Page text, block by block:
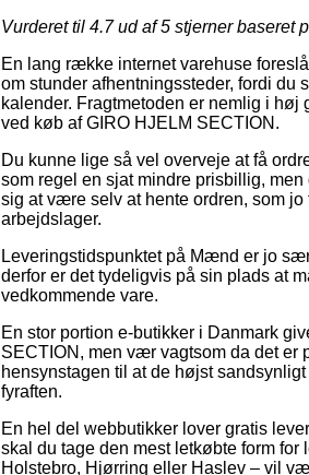
Vurderet til 4.7ud af 5 stjerner baseret
En lang række internet varehuse
om stunder afhentningssteder, fordi du
kalender. Fragtmetoden er nemlig i
ved køb af GIRO HJELM SECTION.
Du kunne lige så vel overveje at få
som regel en sjat mindre prisbillig,
sig at være selv at hente ordren, som
arbejdslager.
Leveringstidspunktet på Mænd er jo
derfor er det tydeligvis på sin plads at
vedkommende vare.
En stor portion e-butikker i Danmark
SECTION, men vær vagtsom da det
hensynstagen til at de højst
fyraften.
En hel del webbutikker lover gratis
skal du tage den mest letkøbte form
Holstebro, Hjørring eller Haslev – vil